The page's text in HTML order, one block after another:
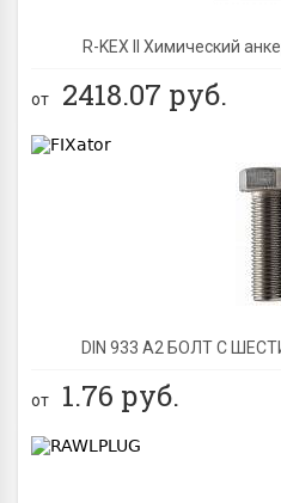
R-KEX II Химический
от 2418.07 руб.
DIN 933 А2 БОЛТ С
от 1.76 руб.